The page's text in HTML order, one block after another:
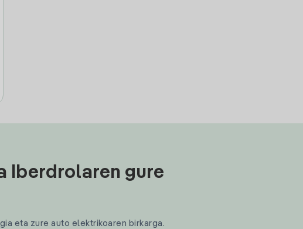
Iberdrolaren gure
eta zure auto elektrikoaren birkarga.